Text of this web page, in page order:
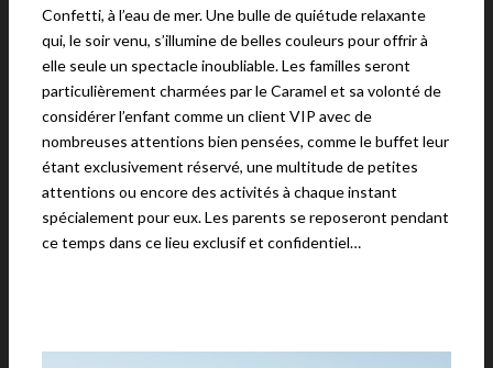
Confetti, à l’eau de mer. Une bulle de quiétude relaxante
qui, le soir venu, s’illumine de belles couleurs pour offrir à
elle seule un spectacle inoubliable. Les familles seront
particulièrement charmées par le Caramel et sa volonté de
considérer l’enfant comme un client VIP avec de
nombreuses attentions bien pensées, comme le buffet leur
étant exclusivement réservé, une multitude de petites
attentions ou encore des activités à chaque instant
spécialement pour eux. Les parents se reposeront pendant
ce temps dans ce lieu exclusif et confidentiel…